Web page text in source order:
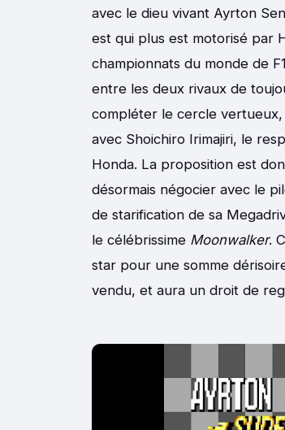
avec le dieu vivant Ayrton
est qui plus est motorisé par
championnats du monde de
entre les deux rivaux de
compléter le cercle vertueux,
avec Shoichiro Irimajiri, le
Honda. La proposition est
désormais négocier avec le
de starification de sa
le célébrissime Moonwalker.
star pour une somme
vendu, et aura un droit de